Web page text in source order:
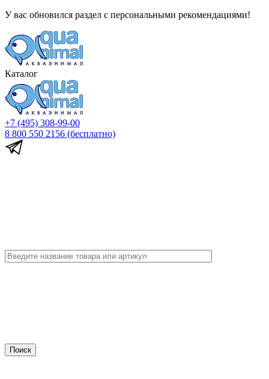
У вас обновился раздел с персональными рекомендациями!
Каталог
+7 (495) 308-99-00
8 800 550 2156 (бесплатно)